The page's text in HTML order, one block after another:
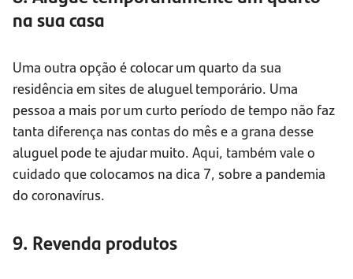
na sua casa
Uma outra opção é colocar um quarto da sua
residência em sites de aluguel temporário. Uma
pessoa a mais por um curto período de tempo não faz
tanta diferença nas contas do mês e a grana desse
aluguel pode te ajudar muito. Aqui, também vale o
cuidado que colocamos na dica 7, sobre a pandemia
do coronavírus.
9. Revenda produtos